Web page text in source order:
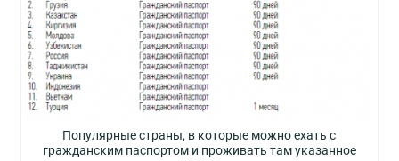
Популярные страны, в которые можно ехать с
гражданским паспортом и проживать там указанное